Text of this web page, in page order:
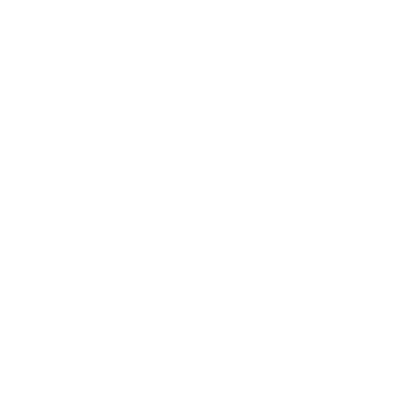
IPX Softgel-Schutz ausgestattet. Dank zahlreicher
der Flow bestens für stundenlanges Fahren geeignet.